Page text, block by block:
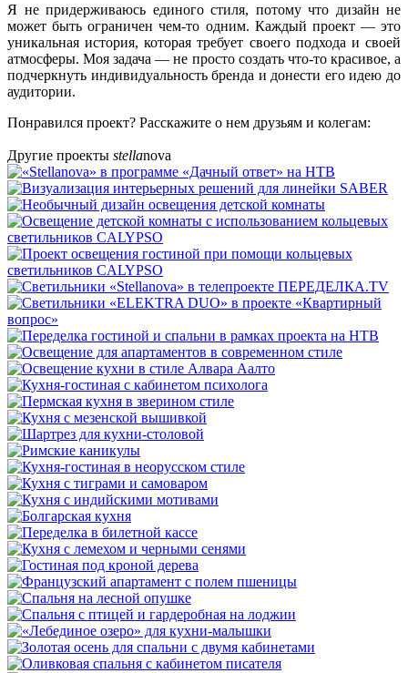
Я не придерживаюсь единого стиля, потому что дизайн не
может быть ограничен чем-то одним. Каждый проект — это
уникальная история, которая требует своего подхода и своей
атмосферы. Моя задача — не просто создать что-то красивое, а
подчеркнуть индивидуальность бренда и донести его идею до
аудитории.
Понравился проект? Расскажите о нем друзьям и колегам:
Другие проекты stellanova